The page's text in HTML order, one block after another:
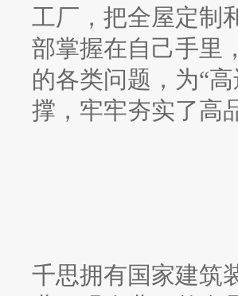
工厂，把全屋定制
部掌握在自己手里
的各类问题，为“
撑，牢牢夯实了高
千思拥有国家建筑